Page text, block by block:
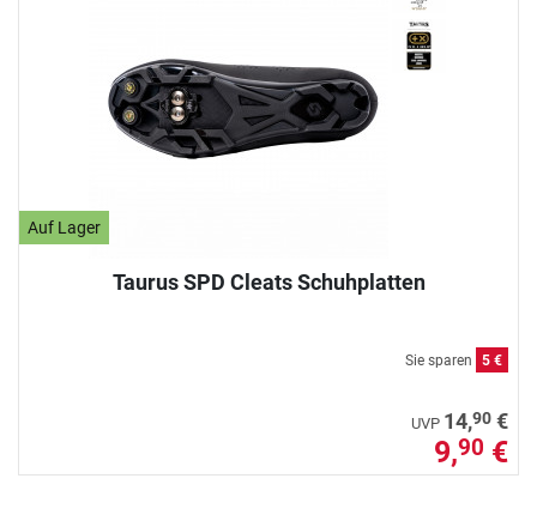
Auf Lager
Taurus SPD Cleats Schuhplatten
Sie sparen 5 €
UVP 14,90 €
9,90 €